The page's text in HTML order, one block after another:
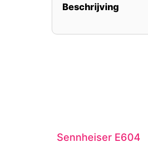
Beschrijving
Sennheiser E604